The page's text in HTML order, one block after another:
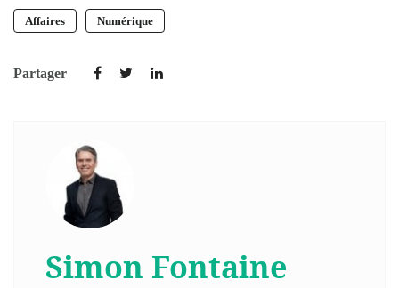
Affaires Numérique
Partager
Simon Fontaine